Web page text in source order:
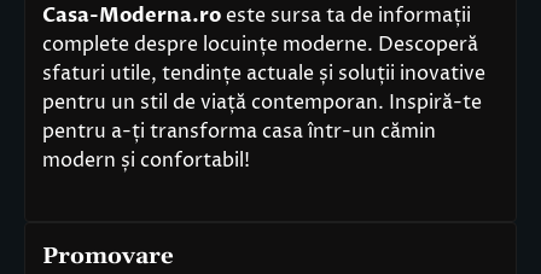
Casa-Moderna.roeste sursa ta de informații
complete despre locuințe moderne. Descoperă
sfaturi utile, tendințe actuale și soluții inovative
pentru un stil de viață contemporan. Inspiră-te
pentru a-ți transforma casa într-un cămin
modern și confortabil!
Promovare